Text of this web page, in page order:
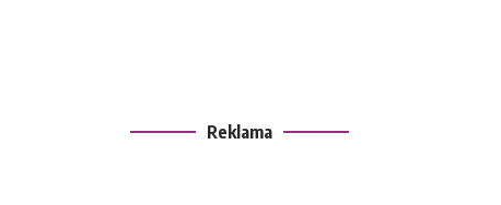
Reklama